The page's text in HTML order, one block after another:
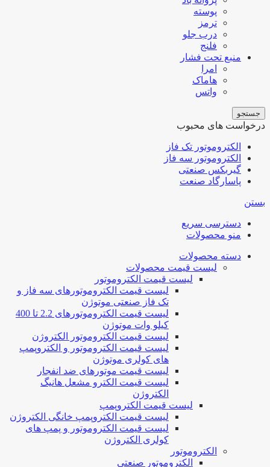
پوسته
ترمز
درب جلو
فلنج
منبع تحت فشار
امرا
هاماک
واتس
جستجو
درخواست های محبوب
الکتروموتور تک فاز
الکتروموتور سه فاز
گیربکس صنعتی
پاسارگاد صنعت
بستن
دسترسی سریع
منو محصولات
دسته محصولات
لیست قیمت محصولات
لیست قیمت الکتروموتور
لیست قیمت الکتروموتورهای سه فاز و
تک فاز صنعتی موتوژن
لیست قیمت الکتروموتورهای 2.2 تا 400
کیلو وات موتوژن
لیست قیمت الکتروموتور الکتروژن
لیست قیمت الکتروموتور و الکتروپمپ
های کولری موتوژن
لیست قیمت موتورهای ضد انفجار
لیست قیمت الکترو مشعل هانیگ
الکتروژن
لیست قیمت الکتروپمپ
لیست قیمت الکتروپمپ خانگی الکتروژن
لیست قیمت الکتروموتور و پمپ های
کولری الکتروژن
الکتروموتور
الکتروموتور صنعتی